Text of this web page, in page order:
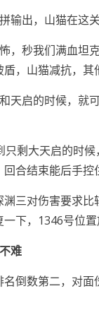
输出，山猫在这
，秒我们满血坦
，山猫减抗，其
天启的时候，就
只剩大天启的时
合结束能后手控
渊三对伤害要求
下，1346号位
难
名倒数第二，对面